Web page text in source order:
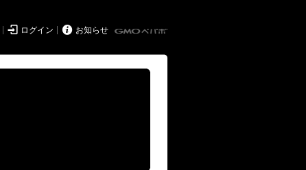
 ログイン  お知らせ